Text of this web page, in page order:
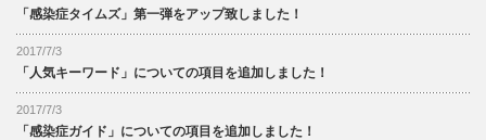
「感染症タイムズ」第一弾をアップ致しました！
2017/7/3
「人気キーワード」についての項目を追加しました！
2017/7/3
「感染症ガイド」についての項目を追加しました！